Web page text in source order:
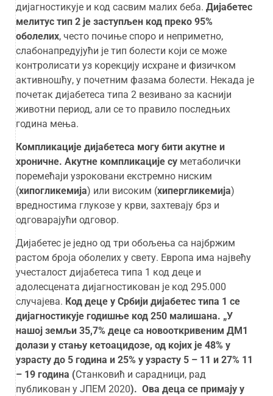
дијагностикује и код сасвим малих беба. Дијабетес
мелитус тип 2 је заступљен код преко 95%
оболелих, често почиње споро и неприметно,
слабонапредујући је тип болести који се може
контролисати уз корекцију исхране и физичком
активношћу, у почетним фазама болести. Некада је
почетак дијабетеса типа 2 везивано за каснији
животни период, али се то правило последњих
година мења.
Компликације дијабетеса могу бити акутне и
хроничне. Акутне компликације су метаболички
поремећаји узроковани екстремно ниским
(хипогликемија) или високим (хипергликемија)
вредностима глукозе у крви, захтевају брз и
одговарајући одговор.
Дијабетес је једно од три обољења са најбржим
растом броја оболелих у свету. Европа има највећу
учесталост дијабетеса типа 1 код деце и
адолесцената дијагностикован је код 295.000
случајева. Код деце у Србији дијабетес типа 1 се
дијагностикује годишње код 250 малишана. „У
нашој земљи 35,7% деце са новооткривеним ДМ1
долази у стању кетоацидозе, од којих је 48% у
узрасту до 5 година и 25% у узрасту 5 – 11 и 27% 11
– 19 година (Станковић и сарадници, рад
публикован у ЈПЕМ 2020). Ова деца се примају у